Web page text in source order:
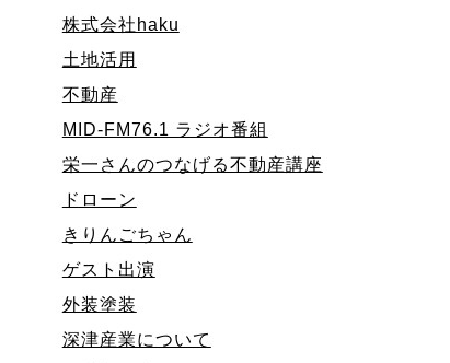
株式会社haku
土地活用
不動産
MID-FM76.1 ラジオ番組
栄一さんのつなげる不動産講座
ドローン
きりんごちゃん
ゲスト出演
外装塗装
深津産業について